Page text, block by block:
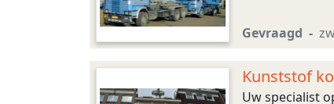
Gevraagd
Kunststof
Uw specialist